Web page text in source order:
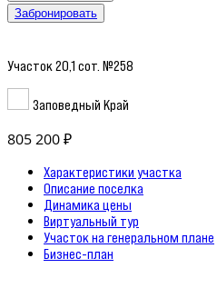
Забронировать
Участок 20,1 сот. №258
Заповедный Край
805 200 ₽
Характеристики участка
Описание поселка
Динамика цены
Виртуальный тур
Участок на генеральном плане
Бизнес-план